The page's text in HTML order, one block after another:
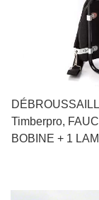
Timberpro,
BOBINE + 1